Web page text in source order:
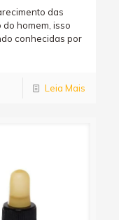
das
homem, isso
conhecidas por
Leia Mais